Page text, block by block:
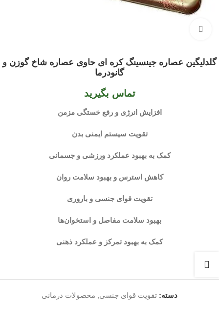
گلدلیگین عصاره جینسینگ کره ای حاوی عصاره شاخ گوزن و
گانودرما
تماس بگیرید
افزایش انرژی و رفع خستگی مزمن
تقویت سیستم ایمنی بدن
کمک به بهبود عملکرد ورزشی و جسمانی
کاهش استرس و بهبود سلامت روان
تقویت قوای جنسی و باروری
بهبود سلامت مفاصل و استخوان‌ها
کمک به بهبود تمرکز و عملکرد ذهنی
دسته: تقویت قوای جنسی, محصولات درمانی